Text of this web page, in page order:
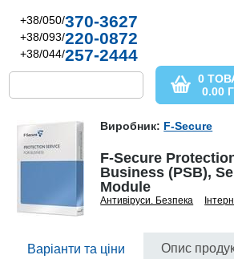
+38/050/370-3627
+38/093/220-0872
+38/044/257-2444
0
0.00
Виробник: F-Secure
F-Secure
Business (PSB),
Module
Антивіруси. Безпека
Варіанти та ціни Опис